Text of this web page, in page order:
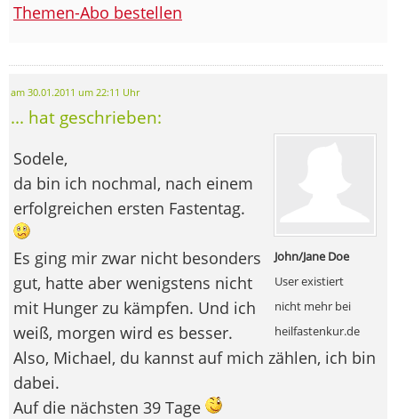
Themen-Abo bestellen
am 30.01.2011 um 22:11 Uhr
... hat geschrieben:
John/Jane Doe
User existiert
nicht mehr bei
heilfastenkur.de
Sodele,
da bin ich nochmal, nach einem
erfolgreichen ersten Fastentag.
Es ging mir zwar nicht besonders
gut, hatte aber wenigstens nicht
mit Hunger zu kämpfen. Und ich
weiß, morgen wird es besser.
Also, Michael, du kannst auf mich zählen, ich bin
dabei.
Auf die nächsten 39 Tage